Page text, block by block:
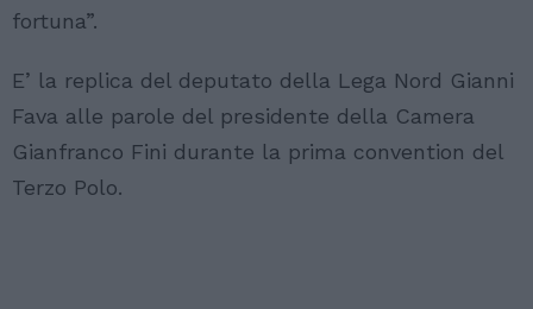
fortuna”.
E’ la replica del deputato della Lega Nord Gianni
Fava alle parole del presidente della Camera
Gianfranco Fini durante la prima convention del
Terzo Polo.